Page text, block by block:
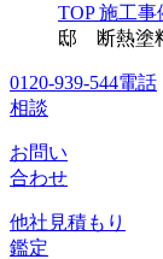
TOP 施工事
邸 断熱塗
0120-939-544電話
相談
お問い
合わせ
他社見積もり
鑑定